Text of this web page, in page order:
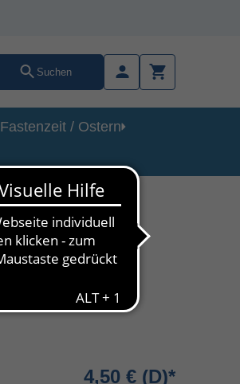
Suchen
Fastenzeit / Ostern
4,50 €